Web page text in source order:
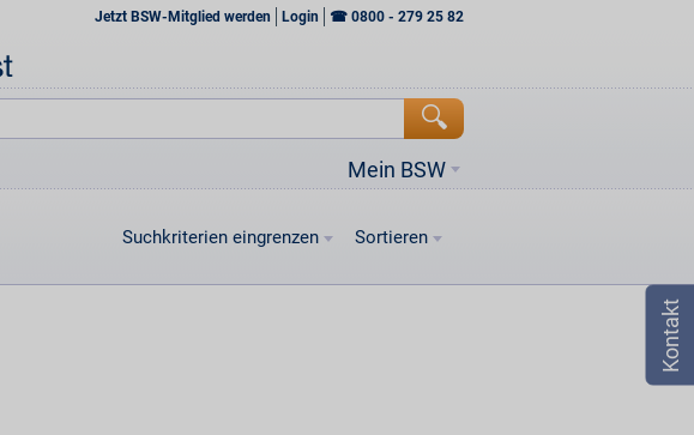
Jetzt BSW-Mitglied werden Login ☎ 0800 - 279 25 82
Mein BSW
Suchkriterien eingrenzen Sortieren